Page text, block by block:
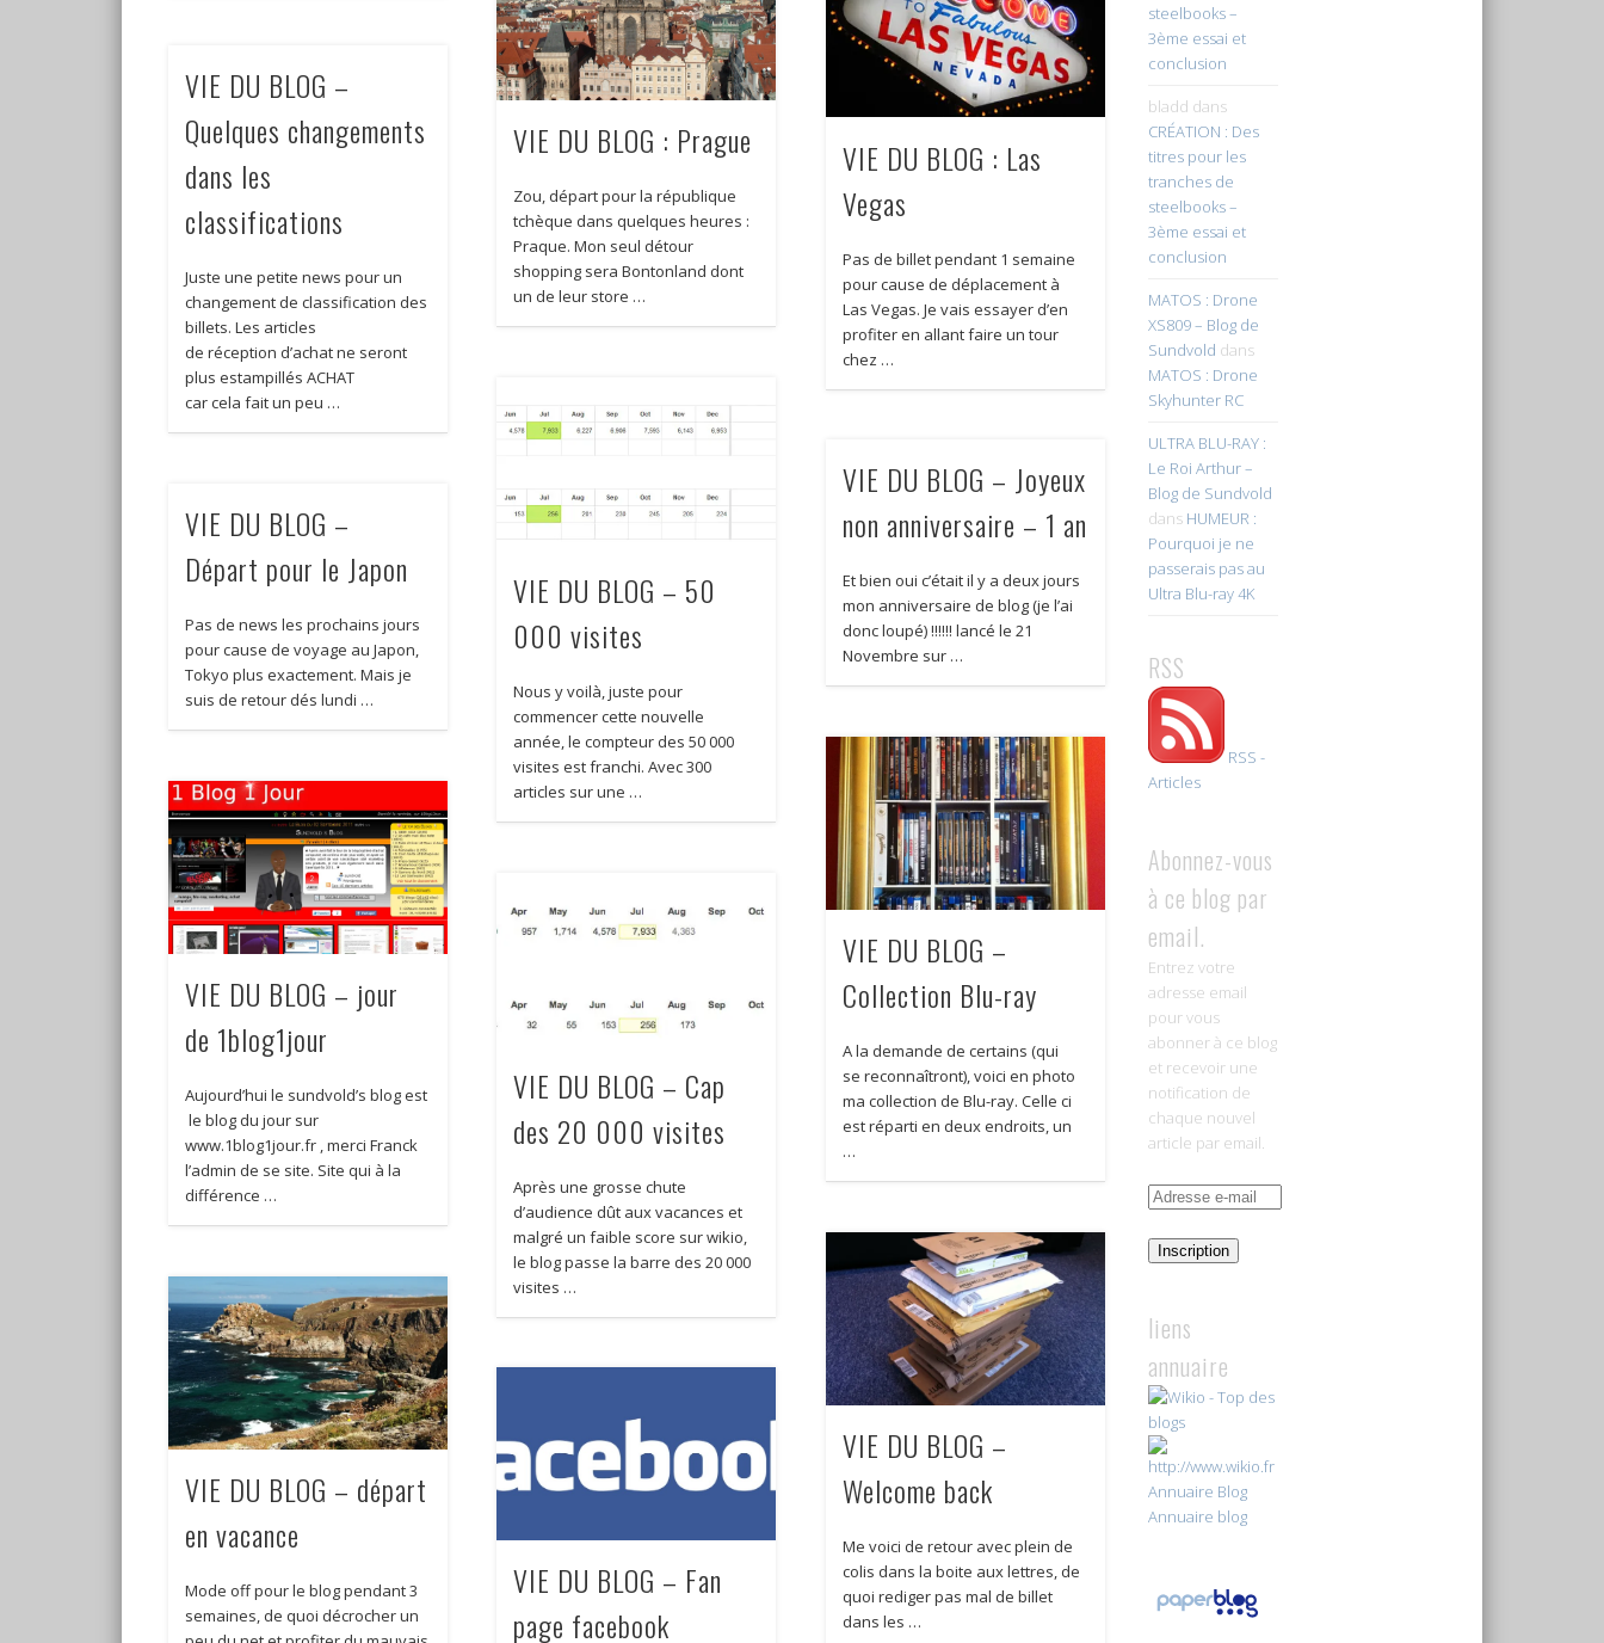
VIE DU BLOG : Prague
Zou, départ pour la république
tchèque dans quelques heures :
Praque. Mon seul détour
shopping sera Bontonland dont
un de leur store …
VIE DU BLOG : Las
Vegas
Pas de billet pendant 1 semaine
pour cause de déplacement à
Las Vegas. Je vais essayer d’en
profiter en allant faire un tour
chez …
VIE DU BLOG –
Quelques changements
dans les
classifications
Juste une petite news pour un
changement de classification des
billets. Les articles
de réception d’achat ne seront
plus estampillés ACHAT
car cela fait un peu …
VIE DU BLOG – 50
000 visites
Nous y voilà, juste pour
commencer cette nouvelle
année, le compteur des 50 000
visites est franchi. Avec 300
articles sur une …
VIE DU BLOG – Joyeux
non anniversaire – 1 an
Et bien oui c’était il y a deux jours
mon anniversaire de blog (je l’ai
donc loupé) !!!!!! lancé le 21
Novembre sur …
VIE DU BLOG –
Départ pour le Japon
Pas de news les prochains jours
pour cause de voyage au Japon,
Tokyo plus exactement. Mais je
suis de retour dés lundi …
VIE DU BLOG –
Collection Blu-ray
A la demande de certains (qui
se reconnaîtront), voici en photo
ma collection de Blu-ray. Celle ci
est réparti en deux endroits, un
…
VIE DU BLOG – jour
de 1blog1jour
Aujourd’hui le sundvold’s blog est
le blog du jour sur
www.1blog1jour.fr , merci Franck
l’admin de se site. Site qui à la
différence …
VIE DU BLOG – Cap
des 20 000 visites
Après une grosse chute
d’audience dût aux vacances et
malgré un faible score sur wikio,
le blog passe la barre des 20 000
visites …
VIE DU BLOG –
Welcome back
Me voici de retour avec plein de
colis dans la boite aux lettres, de
quoi rediger pas mal de billet
dans les …
VIE DU BLOG – départ
en vacance
Mode off pour le blog pendant 3
semaines, de quoi décrocher un
VIE DU BLOG – Fan
page facebook
steelbooks –
3ème essai et
conclusion
bladd dans
CRÉATION : Des
titres pour les
tranches de
steelbooks –
3ème essai et
conclusion
MATOS : Drone
XS809 – Blog de
Sundvold dans
MATOS : Drone
Skyhunter RC
ULTRA BLU-RAY :
Le Roi Arthur –
Blog de Sundvold
dans HUMEUR :
Pourquoi je ne
passerais pas au
Ultra Blu-ray 4K
RSS
RSS -
Articles
Abonnez-vous
à ce blog par
email.
Entrez votre
adresse email
pour vous
abonner à ce blog
et recevoir une
notification de
chaque nouvel
article par email.
Adresse
mailInscription
liens
annuaire
Annuaire Blog
Annuaire blog